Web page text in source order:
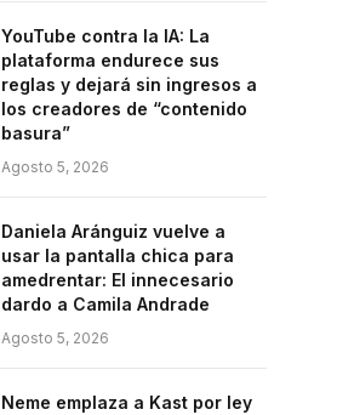
YouTube contra la IA: La
plataforma endurece sus
reglas y dejará sin ingresos a
los creadores de “contenido
basura”
Agosto 5, 2026
Daniela Aránguiz vuelve a
usar la pantalla chica para
amedrentar: El innecesario
dardo a Camila Andrade
Agosto 5, 2026
Neme emplaza a Kast por ley